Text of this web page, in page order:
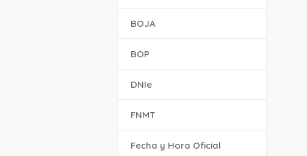
BOJA
BOP
DNIe
FNMT
Fecha y Hora Oficial